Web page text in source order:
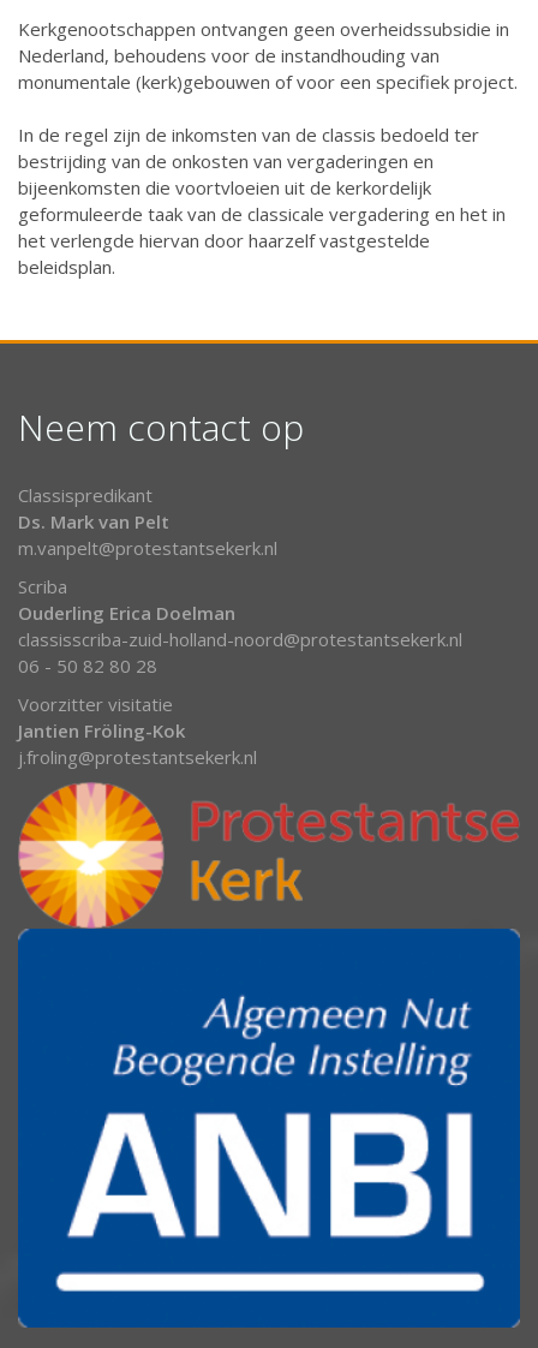
Kerkgenootschappen ontvangen geen overheidssubsidie in
Nederland, behoudens voor de instandhouding van
monumentale (kerk)gebouwen of voor een specifiek project.
In de regel zijn de inkomsten van de classis bedoeld ter
bestrijding van de onkosten van vergaderingen en
bijeenkomsten die voortvloeien uit de kerkordelijk
geformuleerde taak van de classicale vergadering en het in
het verlengde hiervan door haarzelf vastgestelde
beleidsplan.
Neem contact op
Classispredikant
Ds. Mark van Pelt
m.vanpelt@protestantsekerk.nl
Scriba
Ouderling Erica Doelman
classisscriba-zuid-holland-noord@protestantsekerk.nl
06 - 50 82 80 28
Voorzitter visitatie
Jantien Fröling-Kok
j.froling@protestantsekerk.nl